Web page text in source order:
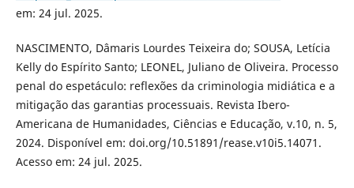
em: 24 jul. 2025.
NASCIMENTO, Dâmaris Lourdes Teixeira do; SOUSA, Letícia
Kelly do Espírito Santo; LEONEL, Juliano de Oliveira. Processo
penal do espetáculo: reflexões da criminologia midiática e a
mitigação das garantias processuais. Revista Ibero-
Americana de Humanidades, Ciências e Educação, v.10, n. 5,
2024. Disponível em: doi.org/10.51891/rease.v10i5.14071.
Acesso em: 24 jul. 2025.